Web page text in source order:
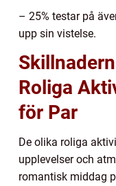
– 25% testar på
upp sin vistelse.
Roliga
för Par
De olika roliga
upplevelser och
romantisk middag